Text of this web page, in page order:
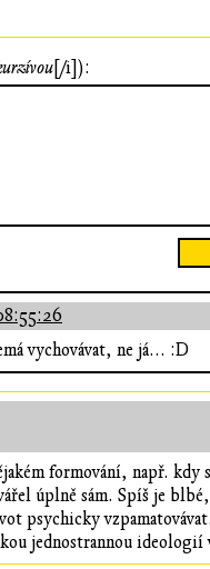
[/i]):
vychovávat, ne já... :D
formování, např.
úplně sám. Spíš je
psychicky
jednostrannou